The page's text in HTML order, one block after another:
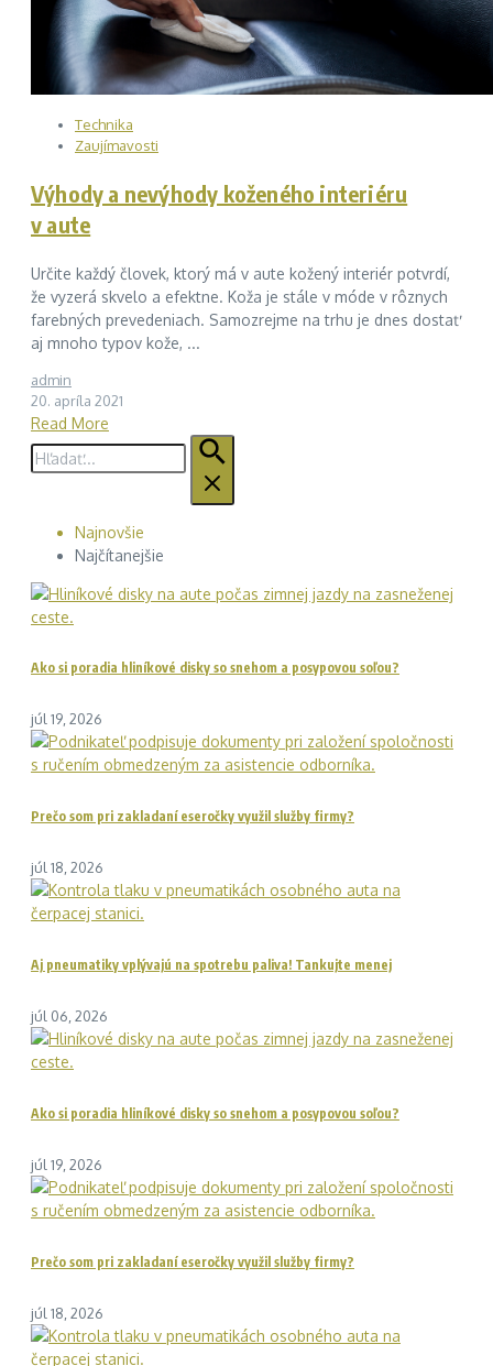
Technika
Zaujímavosti
Výhody a nevýhody koženého interiéru
v aute
Určite každý človek, ktorý má v aute kožený interiér potvrdí,
že vyzerá skvelo a efektne. Koža je stále v móde v rôznych
farebných prevedeniach. Samozrejme na trhu je dnes dostať
aj mnoho typov kože, ...
admin
20. apríla 2021
Read More
Hľadať:
Najnovšie
Najčítanejšie
Ako si poradia hliníkové disky so snehom a posypovou soľou?
júl 19, 2026
Prečo som pri zakladaní eseročky využil služby firmy?
júl 18, 2026
Aj pneumatiky vplývajú na spotrebu paliva! Tankujte menej
júl 06, 2026
Ako si poradia hliníkové disky so snehom a posypovou soľou?
júl 19, 2026
Prečo som pri zakladaní eseročky využil služby firmy?
júl 18, 2026